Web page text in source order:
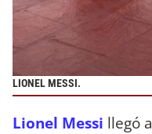
LIONEL MESSI.
Lionel Messi llegó a